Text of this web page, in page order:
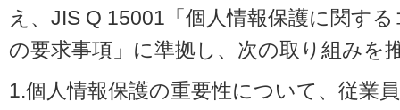
え、JIS Q 15001「個人情報保護に関す
の要求事項」に準拠し、次の取り組みを
1.個人情報保護の重要性について、従業